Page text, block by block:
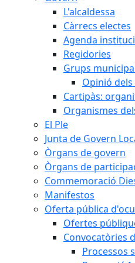
L'alcaldessa
Càrrecs electes
Agenda
Regidories
Grups
Opinió
Cartipàs:
Organismes
El Ple
Junta de Govern
Òrgans de govern
Òrgans de
Commemoració
Manifestos
Oferta pública
Ofertes
Convocatòries
Processos